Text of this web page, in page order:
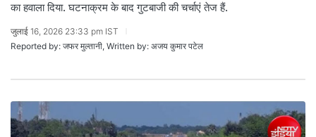
का हवाला दिया. घटनाक्रम के बाद गुटबाजी की चर्चाएं तेज हैं.
जुलाई 16, 2026 23:33 pm IST
Reported by: जफर मुल्तानी, Written by: अजय कुमार पटेल